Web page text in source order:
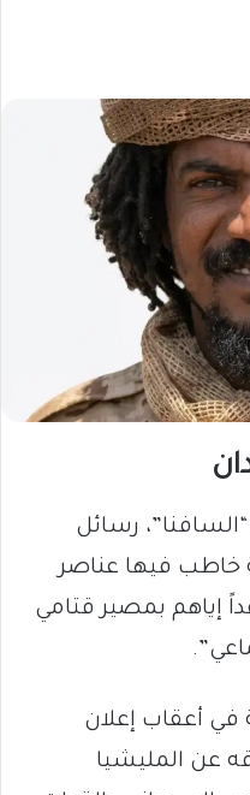
رسائل
خاطب فيها عناصر
إياهم بمصير قتامي
في أعقاب إعلان
عن المليشيا